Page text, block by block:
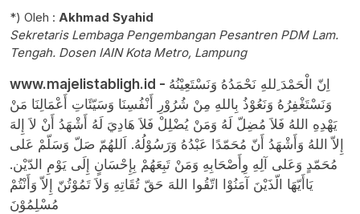
*) Oleh : Akhmad Syahid
Sekretaris Lembaga Pengembangan Pesantren PDM Lam.
Tengah. Dosen IAIN Kota Metro, Lampung
www.majelistabligh.id - اِنّ الْحَمْدَ ِللهِ نَحْمَدُهُ وَنَسْتَعِيْنُهُ
وَنَسْتَغْفِرُهُ وَنَعُوْذُ بِاللهِ مِنْ شُرُوْرِ أَنْفُسِنَا وَسَيّئَاتِ أَعْمَالِنَا مَنْ
يَهْدِهِ اللهُ فَلاَ مُضِلّ لَهُ وَمَنْ يُضْلِلْ فَلاَ هَادِيَ لَهُ أَشْهَدُ أَنْ لاَ إِلهَ
إِلاّ اللهُ وَأَشْهَدُ أَنّ مُحَمّدًا عَبْدُهُ وَرَسُوْلُهُ. اَللهُمّ صَلّ وَسَلّمْ عَلى
مُحَمّدٍ وَعَلى آلِهِ وِأَصْحَابِهِ وَمَنْ تَبِعَهُمْ بِإِحْسَانٍ إِلَى يَوْمِ الدّيْن.
يَاأَيّهَا الّذَيْنَ آمَنُوْا اتّقُوا اللهَ حَقّ تُقَاتِهِ وَلاَ تَمُوْتُنّ إِلاّ وَأَنْتُمْ
مُسْلِمُوْنَ